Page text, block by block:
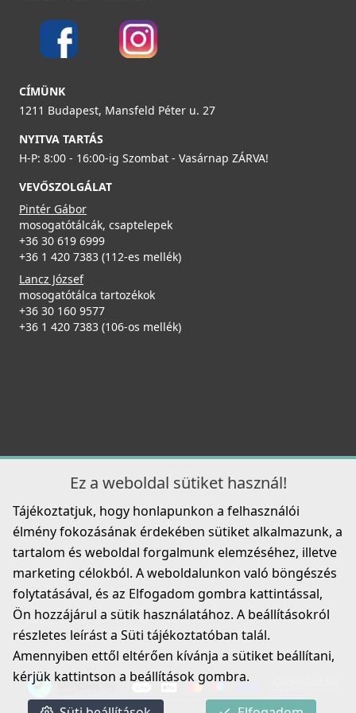
ELLECI - Csaptelep Carol Pure - Matt fekete + K83
165 990 Ft
CÍMÜNK
1211 Budapest, Mansfeld Péter u. 27
NYITVA TARTÁS
H-P: 8:00 - 16:00-ig Szombat - Vasárnap ZÁRVA!
VEVŐSZOLGÁLAT
Pintér Gábor
mosogatótálcák, csaptelepek
+36 30 619 6999
+36 1 420 7383 (112-es mellék)
Lancz József
mosogatótálca tartozékok
+36 30 160 9577
+36 1 420 7383 (106-os mellék)
Ez a weboldal sütiket használ!
Tájékoztatjuk, hogy honlapunkon a felhasználói
élmény fokozásának érdekében sütiket alkalmazunk, a
tartalom és weboldal forgalmunk elemzéséhez, illetve
marketing célokból. A weboldalunkon való böngészés
folytatásával, és az Elfogadom gombra kattintással,
Ön hozzájárul a sütik használatához. A beállításokról
részletes leírást a Süti tájékoztatóban talál.
Amennyiben ettől eltérően kívánja a sütiket beállítani,
kérjük kattintson a beállítások gombra.